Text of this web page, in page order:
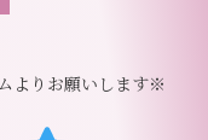
よりお願いします※